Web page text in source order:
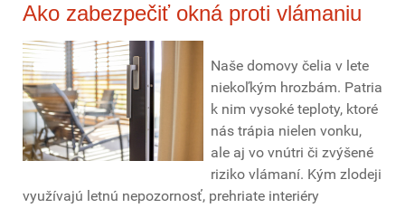
Ako zabezpečiť okná proti vlámaniu
Naše domovy čelia v lete
niekoľkým hrozbám. Patria
k nim vysoké teploty, ktoré
nás trápia nielen vonku,
ale aj vo vnútri či zvýšené
riziko vlámaní. Kým zlodeji
využívajú letnú nepozornosť, prehriate interiéry